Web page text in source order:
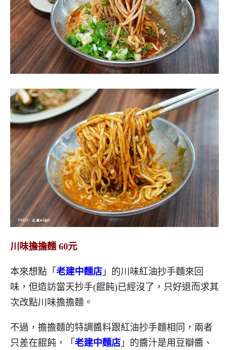
川味擔擔麵 60元
本來想點「 老建中麵店 」的川味紅油抄手麵來回
味，但造訪當天抄手(餛飩)已經沒了，只好退而求其
次改點川味擔擔麵。
不過，擔擔麵的特調醬料跟紅油抄手麵相同，兩者
只差在餛飩，「 老建中麵店 」的醬汁是用豆瓣醬、